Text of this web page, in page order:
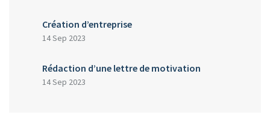
Création d’entreprise
14 Sep 2023
Rédaction d’une lettre de motivation
14 Sep 2023